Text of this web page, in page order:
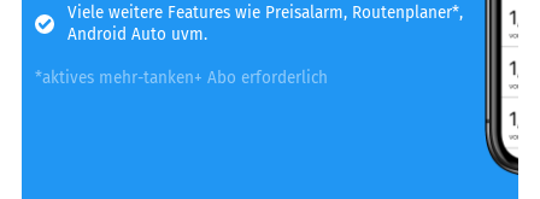
Viele weitere Features wie Preisalarm, Routenplaner*,
Android Auto uvm.
*aktives mehr-tanken+ Abo erforderlich